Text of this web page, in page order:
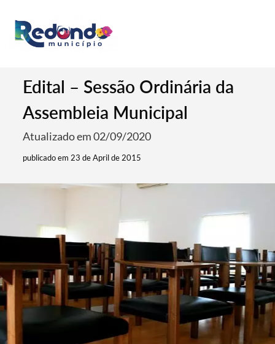
Edital – Sessão Ordinária da
Assembleia Municipal
Atualizado em 02/09/2020
publicado em 23 de April de 2015